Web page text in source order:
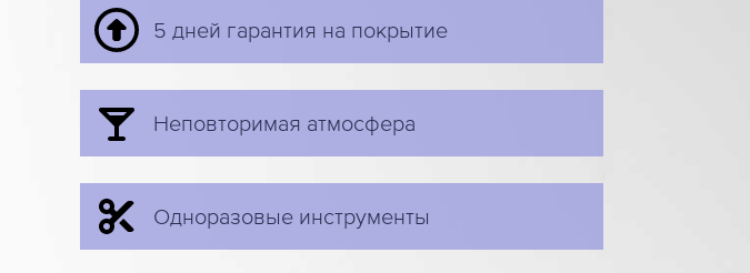
5 дней гарантия на покрытие
Неповторимая атмосфера
Одноразовые инструменты